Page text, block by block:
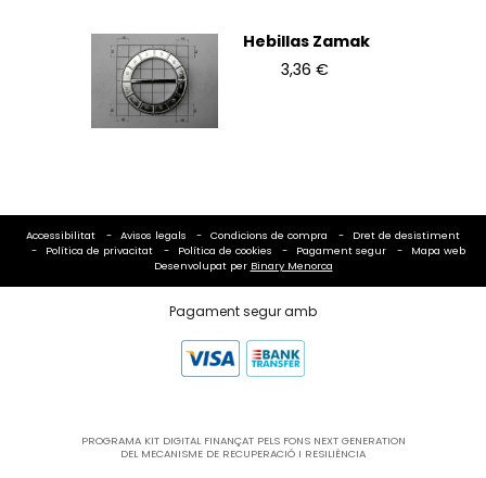
Hebillas Zamak
3,36 €
Accessibilitat Avisos legals Condicions de compra
Dret de desistiment
Política de privacitat
Política de cookies Pagament segur
Mapa web
Desenvolupat per Binary Menorca
Pagament segur amb
PROGRAMA KIT DIGITAL FINANÇAT PELS FONS NEXT GENERATION
DEL MECANISME DE RECUPERACIÓ I RESILIÈNCIA